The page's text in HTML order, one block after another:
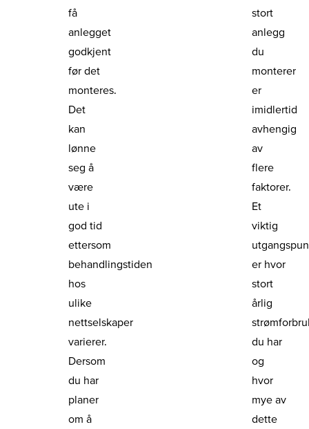
få
anlegget
godkjent
før det
monteres.
Det
kan
lønne
seg å
være
ute i
god tid
ettersom
behandlingstiden
hos
ulike
nettselskaper
varierer.
Dersom
du har
planer
om å
stort
anlegg
du
monterer
er
imidlertid
avhengig
av
flere
faktorer.
Et
viktig
er hvor
stort
årlig
du har
og
hvor
mye av
dette